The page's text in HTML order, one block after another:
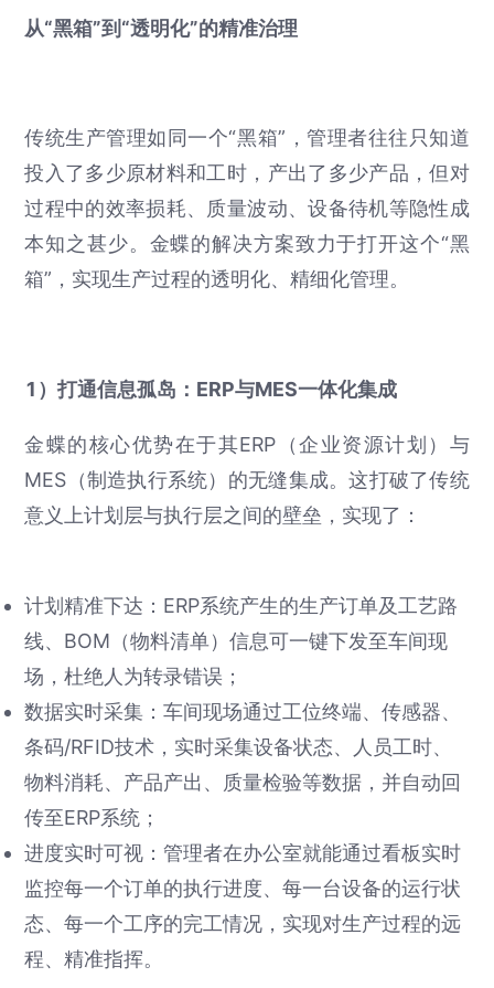
从“黑箱”到“透明化”的精准治理
传统生产管理如同一个“黑箱”，管理者往往只知道
投入了多少原材料和工时，产出了多少产品，但对
过程中的效率损耗、质量波动、设备待机等隐性成
本知之甚少。金蝶的解决方案致力于打开这个“黑
箱”，实现生产过程的透明化、精细化管理。
1）打通信息孤岛：ERP与MES一体化集成
金蝶的核心优势在于其ERP（企业资源计划）与
MES（制造执行系统）的无缝集成。这打破了传统
意义上计划层与执行层之间的壁垒，实现了：
计划精准下达：ERP系统产生的生产订单及工艺路
线、BOM（物料清单）信息可一键下发至车间现
场，杜绝人为转录错误；
数据实时采集：车间现场通过工位终端、传感器、
条码/RFID技术，实时采集设备状态、人员工时、
物料消耗、产品产出、质量检验等数据，并自动回
传至ERP系统；
进度实时可视：管理者在办公室就能通过看板实时
监控每一个订单的执行进度、每一台设备的运行状
态、每一个工序的完工情况，实现对生产过程的远
程、精准指挥。